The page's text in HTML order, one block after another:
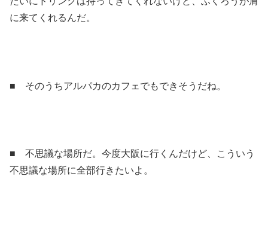
に来てくれるんだ。
■ そのうちアルパカのカフェでもできそうだね。
■ 不思議な場所だ。今度大阪に行くんだけど、こういう
不思議な場所に全部行きたいよ。